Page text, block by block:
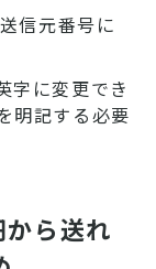
信元番号に
字に変更でき
明記する必要
ら送れ